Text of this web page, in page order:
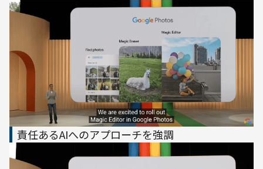
責任あるAIへのアプローチを強調